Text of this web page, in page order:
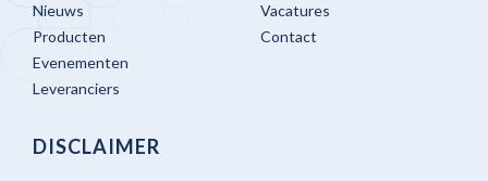
Nieuws
Producten
Evenementen
Leveranciers
Vacatures
Contact
DISCLAIMER